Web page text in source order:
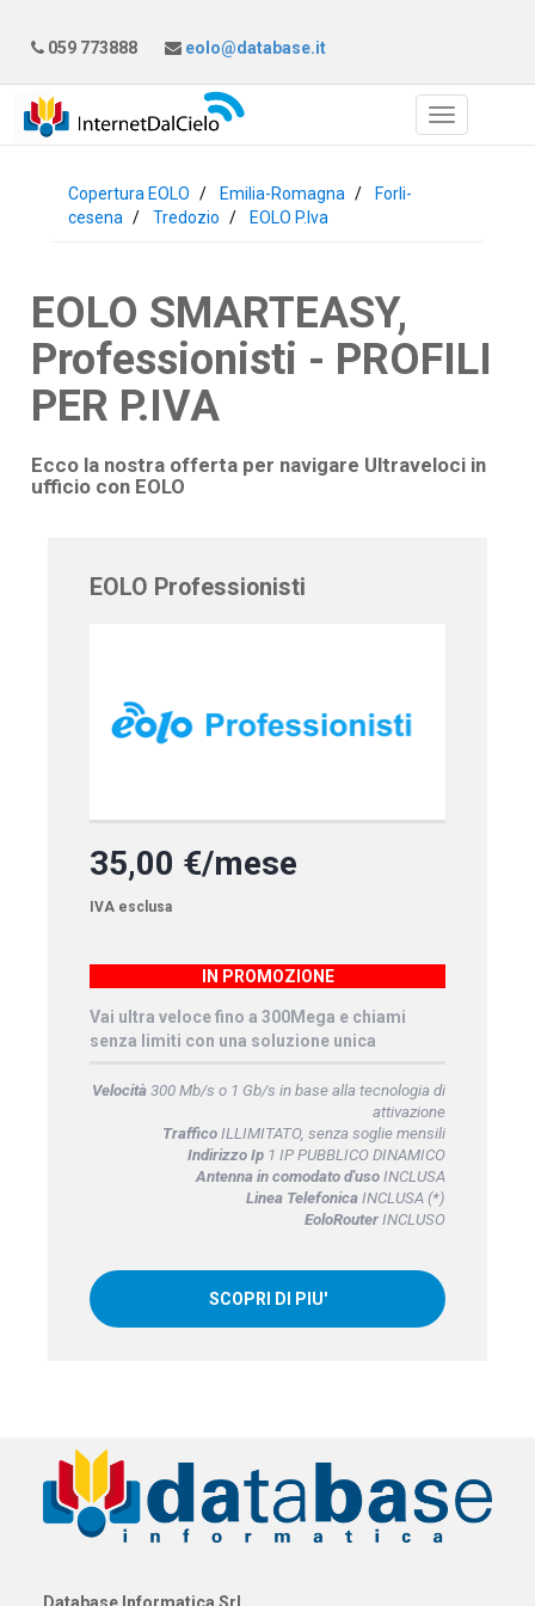
059 773888 eolo@database.it
Copertura EOLO Emilia-Romagna
Forli-
cesena
Tredozio EOLO P.Iva
EOLO SMARTEASY,
Professionisti - PROFILI
PER P.IVA
Ecco la nostra offerta per navigare Ultraveloci in
ufficio con EOLO
EOLO Professionisti
35,00 €/mese
IVA esclusa
IN PROMOZIONE
Vai ultra veloce fino a 300Mega e chiami
senza limiti con una soluzione unica
Velocità300 Mb/s o 1 Gb/s in base alla tecnologia di
attivazione
TrafficoILLIMITATO, senza soglie mensili
Indirizzo Ip1 IP PUBBLICO DINAMICO
Antenna in comodato d'usoINCLUSA
Linea TelefonicaINCLUSA (*)
EoloRouterINCLUSO
SCOPRI DI PIU'